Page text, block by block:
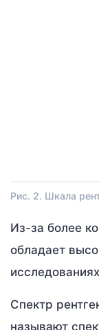
Рис. 2. Шкала
Из-за более
обладает
Спектр
называют